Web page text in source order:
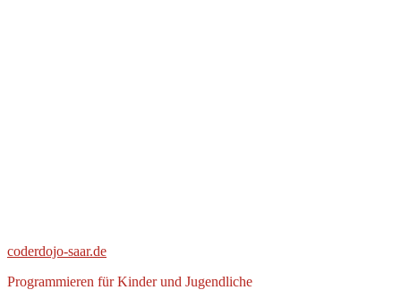
coderdojo-saar.de
Programmieren für Kinder und Jugendliche